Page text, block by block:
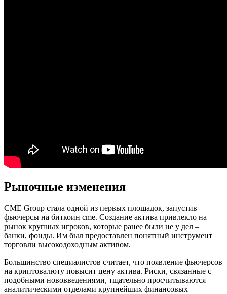
Рыночные изменения
CME Group стала одной из первых площадок, запустив
фьючерсы на биткоин cme. Создание актива привлекло на
рынок крупных игроков, которые ранее были не у дел –
банки, фонды. Им был предоставлен понятный инструмент
торговли высокодоходным активом.
Большинство специалистов считает, что появление фьючерсов
на криптовалюту повысит цену актива. Риски, связанные с
подобными нововведениями, тщательно просчитываются
аналитическими отделами крупнейших финансовых